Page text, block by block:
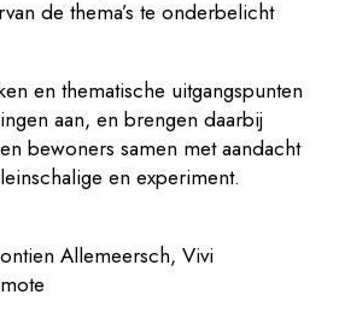
de thema’s te onderbelicht
en thematische uitgangspunten
aan, en brengen daarbij
bewoners samen met aandacht
en experiment.
Allemeersch, Vivi